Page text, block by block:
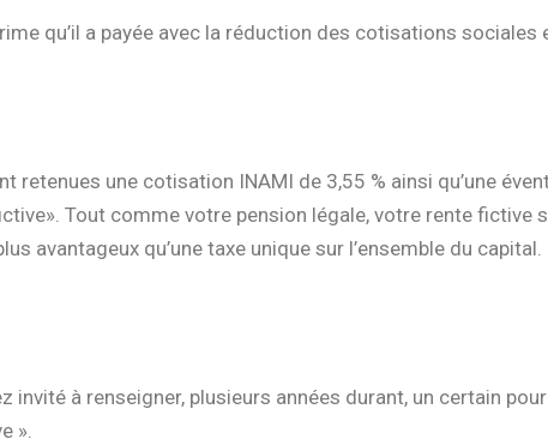
qu’il a payée avec la réduction des cotisations sociales
retenues une cotisation INAMI de 3,55 % ainsi qu’une
Tout comme votre pension légale, votre rente fictive
avantageux qu’une taxe unique sur l’ensemble du capital.
invité à renseigner, plusieurs années durant, un certain
».